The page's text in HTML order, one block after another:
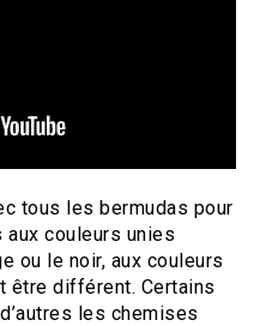
tous les bermudas pour
couleurs unies
ou le noir, aux couleurs
être différent. Certains
les chemises